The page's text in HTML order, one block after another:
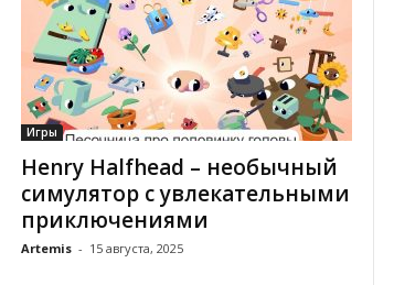
Игры
Henry Halfhead – необычный
симулятор с увлекательными
приключениями
Artemis - 15 августа, 2025